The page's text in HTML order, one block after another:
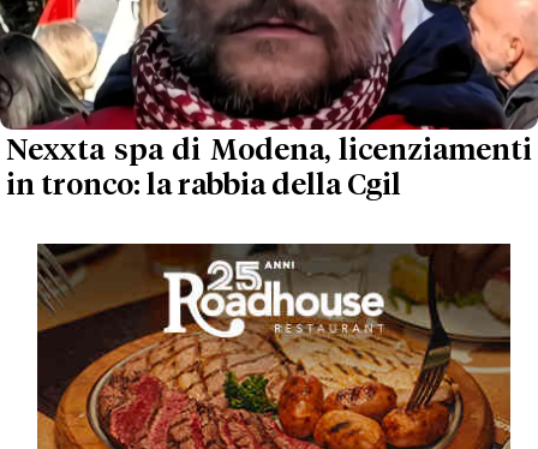
Nexxta spa di Modena, licenziamenti
in tronco: la rabbia della Cgil